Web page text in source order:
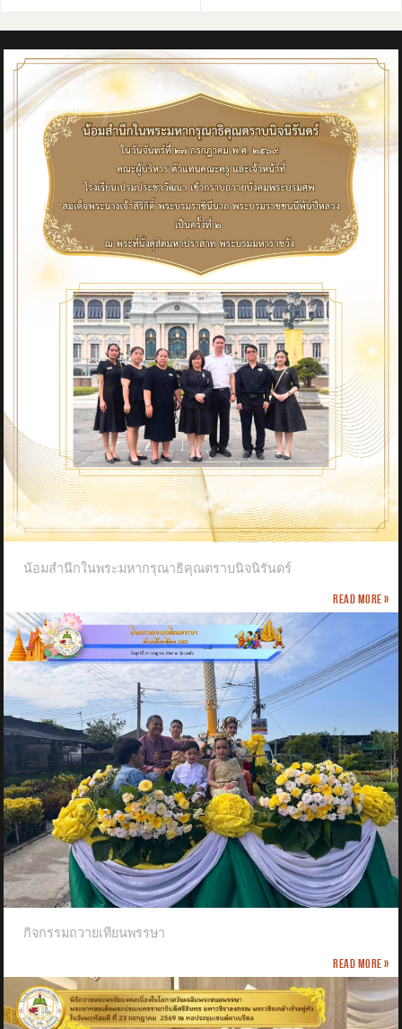
น้อมสำนึกในพระมหากรุณาธิคุณตราบนิจนิรันดร์
Read more »
กิจกรรมถวายเทียนพรรษา
Read more »